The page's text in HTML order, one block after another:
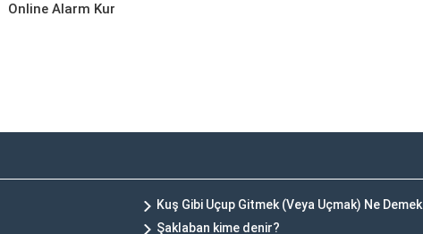
Online Alarm Kur
Kuş Gibi Uçup Gitmek (Veya Uçmak) Ne Demek
Şaklaban kime denir?